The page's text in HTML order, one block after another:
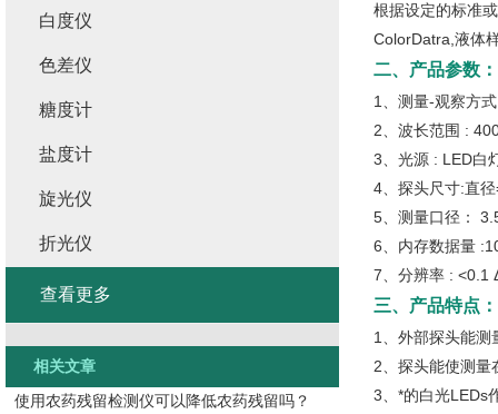
根据设定的标准
ColorDatra,液体
二、产品参数：
1、测量-观察方
2、波长范围 :
3、光源 : LED白
4、探头尺寸:直
5、测量口径：
6、内存数据量
7、分辨率 : <0.1
三、产品特点：
1、外部探头能
2、探头能使测
3、*的白光LEDs
白度仪
色差仪
糖度计
盐度计
旋光仪
折光仪
查看更多
相关文章
使用农药残留检测仪可以降低农药残留吗？